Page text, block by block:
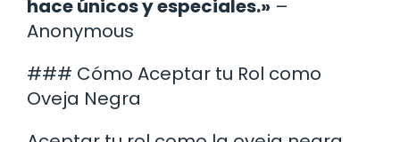
hace únicos y especiales.» –
Anonymous
### Cómo Aceptar tu Rol como
Oveja Negra